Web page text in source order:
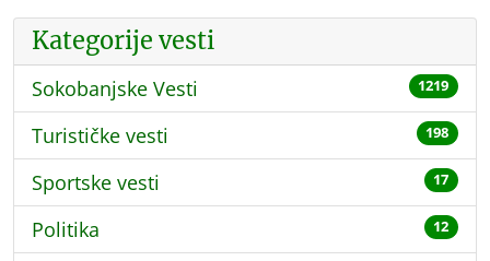
Kategorije vesti
Sokobanjske Vesti 1219
Turističke vesti 198
Sportske vesti 17
Politika 12